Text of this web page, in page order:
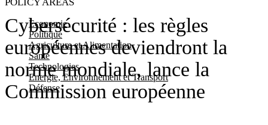
Economie
Politique
Agriculture et Alimentation
Santé
Technologies
Energie, Environnement et Transport
Défense
Cybersécurité : les règles
européennes deviendront la
norme mondiale, lance la
Commission européenne